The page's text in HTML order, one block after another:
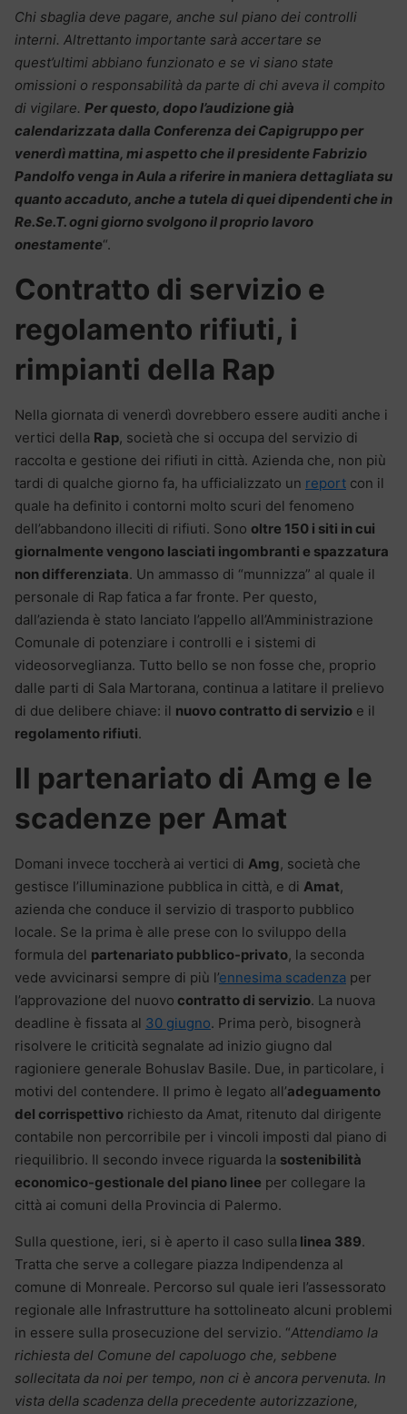
Chi sbaglia deve pagare, anche sul piano dei controlli
interni. Altrettanto importante sarà accertare se
quest’ultimi abbiano funzionato e se vi siano state
omissioni o responsabilità da parte di chi aveva il compito
di vigilare. Per questo, dopo l’audizione già
calendarizzata dalla Conferenza dei Capigruppo per
venerdì mattina, mi aspetto che il presidente Fabrizio
Pandolfo venga in Aula a riferire in maniera dettagliata su
quanto accaduto, anche a tutela di quei dipendenti che in
Re.Se.T. ogni giorno svolgono il proprio lavoro
onestamente“.
Contratto di servizio e
regolamento rifiuti, i
rimpianti della Rap
Nella giornata di venerdì dovrebbero essere auditi anche i
vertici della Rap, società che si occupa del servizio di
raccolta e gestione dei rifiuti in città. Azienda che, non più
tardi di qualche giorno fa, ha ufficializzato un report con il
quale ha definito i contorni molto scuri del fenomeno
dell’abbandono illeciti di rifiuti. Sono oltre 150 i siti in cui
giornalmente vengono lasciati ingombranti e spazzatura
non differenziata. Un ammasso di “munnizza” al quale il
personale di Rap fatica a far fronte. Per questo,
dall’azienda è stato lanciato l’appello all’Amministrazione
Comunale di potenziare i controlli e i sistemi di
videosorveglianza. Tutto bello se non fosse che, proprio
dalle parti di Sala Martorana, continua a latitare il prelievo
di due delibere chiave: il nuovo contratto di servizio e il
regolamento rifiuti.
Il partenariato di Amg e le
scadenze per Amat
Domani invece toccherà ai vertici di Amg, società che
gestisce l’illuminazione pubblica in città, e di Amat,
azienda che conduce il servizio di trasporto pubblico
locale. Se la prima è alle prese con lo sviluppo della
formula del partenariato pubblico-privato, la seconda
vede avvicinarsi sempre di più l’ennesima scadenza per
l’approvazione del nuovo contratto di servizio. La nuova
deadline è fissata al 30 giugno. Prima però, bisognerà
risolvere le criticità segnalate ad inizio giugno dal
ragioniere generale Bohuslav Basile. Due, in particolare, i
motivi del contendere. Il primo è legato all’adeguamento
del corrispettivo richiesto da Amat, ritenuto dal dirigente
contabile non percorribile per i vincoli imposti dal piano di
riequilibrio. Il secondo invece riguarda la sostenibilità
economico-gestionale del piano linee per collegare la
città ai comuni della Provincia di Palermo.
Sulla questione, ieri, si è aperto il caso sulla linea 389.
Tratta che serve a collegare piazza Indipendenza al
comune di Monreale. Percorso sul quale ieri l’assessorato
regionale alle Infrastrutture ha sottolineato alcuni problemi
in essere sulla prosecuzione del servizio. “Attendiamo la
richiesta del Comune del capoluogo che, sebbene
sollecitata da noi per tempo, non ci è ancora pervenuta. In
vista della scadenza della precedente autorizzazione,